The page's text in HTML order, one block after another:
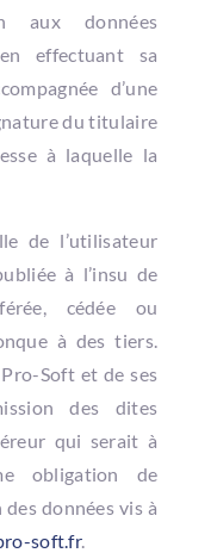
aux données
effectuant sa
d’une
du titulaire
à laquelle la
de l’utilisateur
à l’insu de
cédée ou
à des tiers.
Soft et de ses
des dites
qui serait à
obligation de
données vis à
soft.fr.